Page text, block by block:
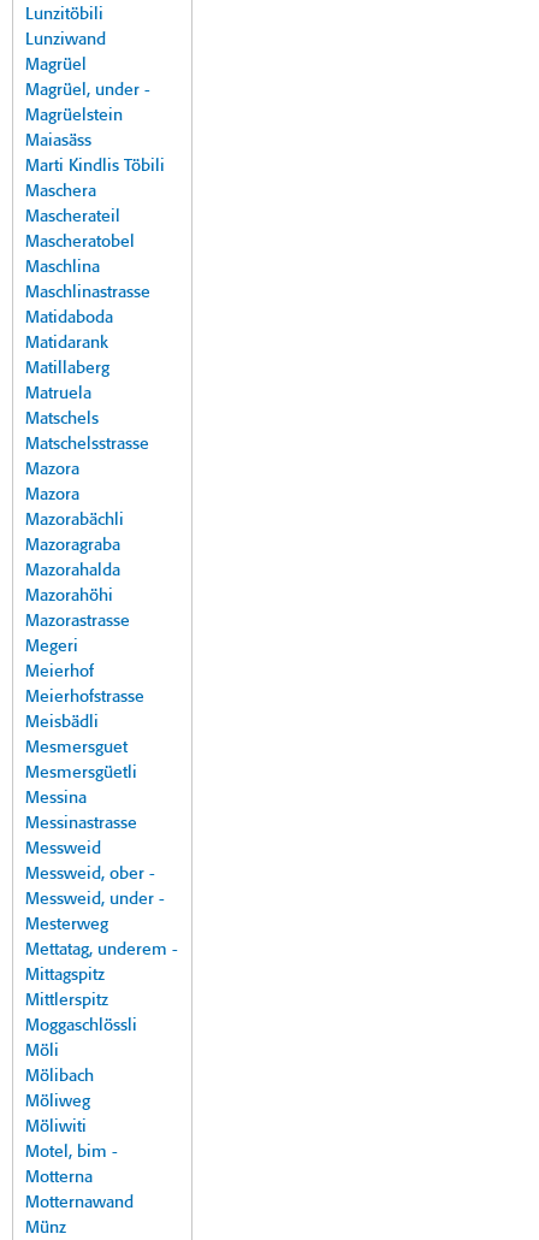
Lunzitöbili
Lunziwand
Magrüel
Magrüel, under -
Magrüelstein
Maiasäss
Marti Kindlis Töbili
Maschera
Mascherateil
Mascheratobel
Maschlina
Maschlinastrasse
Matidaboda
Matidarank
Matillaberg
Matruela
Matschels
Matschelsstrasse
Mazora
Mazora
Mazorabächli
Mazoragraba
Mazorahalda
Mazorahöhi
Mazorastrasse
Megeri
Meierhof
Meierhofstrasse
Meisbädli
Mesmersguet
Mesmersgüetli
Messina
Messinastrasse
Messweid
Messweid, ober -
Messweid, under -
Mesterweg
Mettatag, underem -
Mittagspitz
Mittlerspitz
Moggaschlössli
Möli
Mölibach
Möliweg
Möliwiti
Motel, bim -
Motterna
Motternawand
Münz